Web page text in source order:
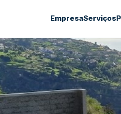
EmpresaServiços